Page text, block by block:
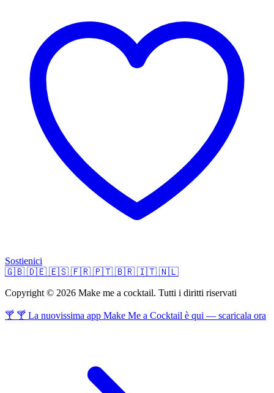
Sostienici
🇬🇧 🇩🇪 🇪🇸 🇫🇷 🇵🇹 🇧🇷 🇮🇹 🇳🇱
Copyright © 2026 Make me a cocktail. Tutti i diritti riservati
🍸 🍸 La nuovissima app Make Me a Cocktail è qui — scaricala ora